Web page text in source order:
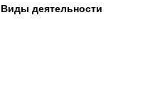
Виды деятельности